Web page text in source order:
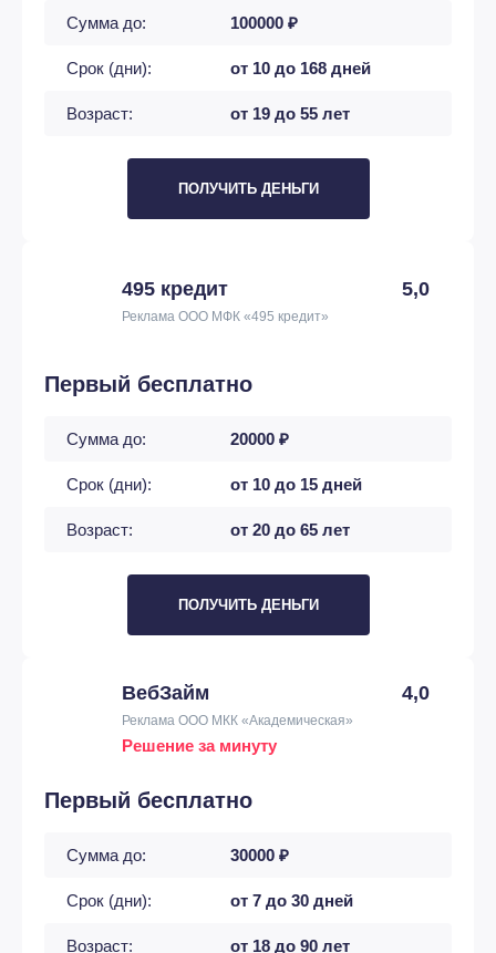
Сумма до: 100000 ₽
Срок (дни): от 10 до 168 дней
Возраст: от 19 до 55 лет
ПОЛУЧИТЬ ДЕНЬГИ
495 кредит 5,0
Реклама ООО МФК «495 кредит»
Первый бесплатно
Сумма до: 20000 ₽
Срок (дни): от 10 до 15 дней
Возраст: от 20 до 65 лет
ПОЛУЧИТЬ ДЕНЬГИ
ВебЗайм 4,0
Реклама ООО МКК «Академическая»
Решение за минуту
Первый бесплатно
Сумма до: 30000 ₽
Срок (дни): от 7 до 30 дней
Возраст: от 18 до 90 лет